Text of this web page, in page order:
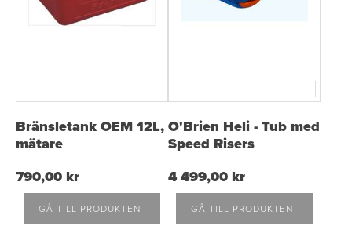
Bränsletank OEM 12L,
mätare
790,00 kr
GÅ TILL PRODUKTEN
O'Brien Heli - Tub med
Speed Risers
4 499,00 kr
GÅ TILL PRODUKTEN